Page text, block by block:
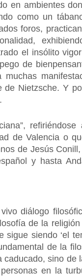
en ambientes
como un
foros,
el insólito
de
de Nietzsche. Y
refiriéndose
de Valencia o
de Jesús
y hasta
diálogo
de la
sigue siendo ‘el
de la
caducado, sino de
en la